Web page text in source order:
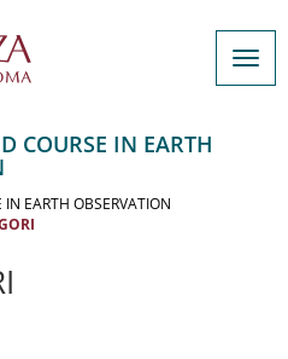
COURSE IN EARTH
EARTH OBSERVATION